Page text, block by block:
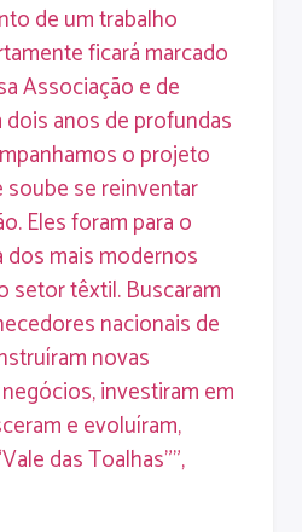
de um trabalho
ficará marcado
Associação e de
dois anos de profundas
o projeto
se reinventar
Eles foram para o
dos mais modernos
setor têxtil. Buscaram
nacionais de
novas
investiram em
e evoluíram,
das Toalhas””,